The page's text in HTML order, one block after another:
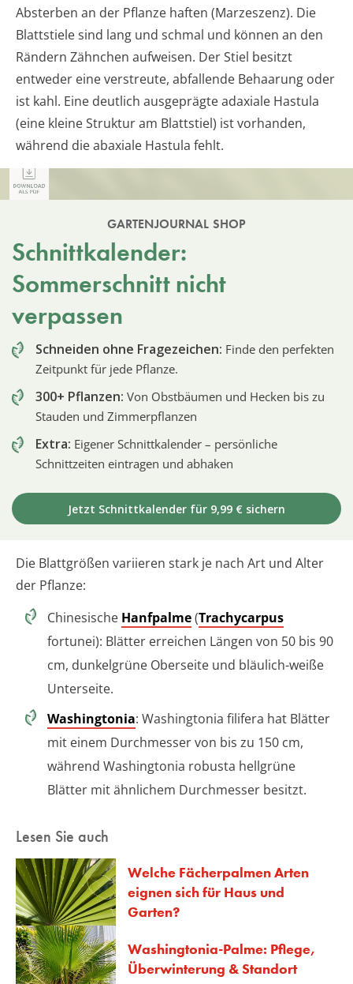
Absterben an der Pflanze haften (Marzeszenz). Die
Blattstiele sind lang und schmal und können an den
Rändern Zähnchen aufweisen. Der Stiel besitzt
entweder eine verstreute, abfallende Behaarung oder
ist kahl. Eine deutlich ausgeprägte adaxiale Hastula
(eine kleine Struktur am Blattstiel) ist vorhanden,
während die abaxiale Hastula fehlt.
GARTENJOURNAL SHOP
Schnittkalender:
Sommerschnitt nicht
verpassen
Schneiden ohne Fragezeichen: Finde den perfekten
Zeitpunkt für jede Pflanze.
300+ Pflanzen: Von Obstbäumen und Hecken bis zu
Stauden und Zimmerpflanzen
Extra: Eigener Schnittkalender – persönliche
Schnittzeiten eintragen und abhaken
Jetzt Schnittkalender für 9,99 € sichern
Die Blattgrößen variieren stark je nach Art und Alter
der Pflanze:
Chinesische Hanfpalme(Trachycarpus
fortunei): Blätter erreichen Längen von 50 bis 90
cm, dunkelgrüne Oberseite und bläulich-weiße
Unterseite.
Washingtonia: Washingtonia filifera hat Blätter
mit einem Durchmesser von bis zu 150 cm,
während Washingtonia robusta hellgrüne
Blätter mit ähnlichem Durchmesser besitzt.
Lesen Sie auch
Welche Fächerpalmen Arten
eignen sich für Haus und
Garten?
Washingtonia-Palme: Pflege,
Überwinterung & Standort